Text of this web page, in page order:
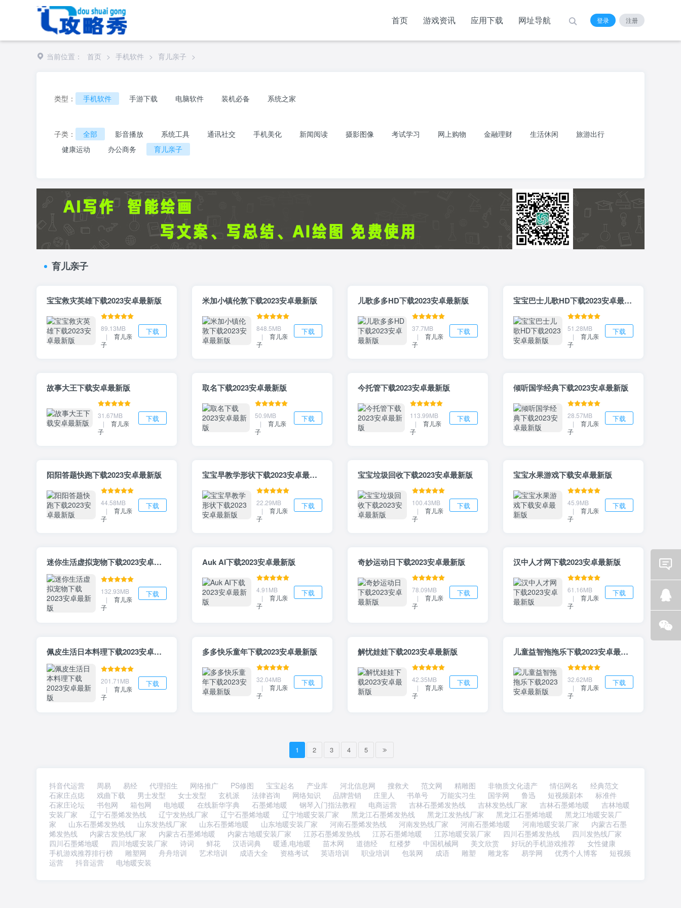
首页 游戏资讯 应用下载 网址导航 登录 注册
当前位置： 首页 > 手机软件 > 育儿亲子 >
类型： 手机软件 手游下载 电脑软件 装机必备 系统之家
子类： 全部 影音播放 系统工具 通讯社交 手机美化 新闻阅读 摄影图像 考试学习 网上购物 金融理财 生活休闲
旅游出行
健康运动
办公商务 育儿亲子
育儿亲子
宝宝救灾英雄下载2023安卓最新版
89.13MB
|
育儿亲
子
下载
米加小镇伦敦下载2023安卓最新版
848.5MB
|
育儿亲
子
下载
儿歌多多HD下载2023安卓最新版
37.7MB
|
育儿亲
子
下载
宝宝巴士儿歌HD下载2023安卓最新版
51.28MB
|
育儿亲
子
下载
故事大王下载安卓最新版
31.67MB
|
育儿亲
子
下载
取名下载2023安卓最新版
50.9MB
|
育儿亲
子
下载
今托管下载2023安卓最新版
113.99MB
|
育儿亲
子
下载
倾听国学经典下载2023安卓最新版
28.57MB
|
育儿亲
子
下载
阳阳答题快跑下载2023安卓最新版
44.58MB
|
育儿亲
子
下载
宝宝早教学形状下载2023安卓最新版
22.29MB
|
育儿亲
子
下载
宝宝垃圾回收下载2023安卓最新版
100.43MB
|
育儿亲
子
下载
宝宝水果游戏下载安卓最新版
45.9MB
|
育儿亲
子
下载
迷你生活虚拟宠物下载2023安卓最新版
132.93MB
|
育儿亲
子
下载
Auk AI下载2023安卓最新版
4.91MB
|
育儿亲
子
下载
奇妙运动日下载2023安卓最新版
78.09MB
|
育儿亲
子
下载
汉中人才网下载2023安卓最新版
61.16MB
|
育儿亲
子
下载
佩皮生活日本料理下载2023安卓最新版
201.71MB
|
育儿亲
子
下载
多多快乐童年下载2023安卓最新版
32.04MB
|
育儿亲
子
下载
解忧娃娃下载2023安卓最新版
42.35MB
|
育儿亲
子
下载
儿童益智拖拖乐下载2023安卓最新版
32.62MB
|
育儿亲
子
下载
1 2 3 4 5
抖音代运营 周易 易经 代理招生 网络推广 PS修图 宝宝起名 产业库 河北信息网 搜救犬 范文网 精雕图 非物质文化遗产 情侣网名
经典范文
石家庄点痣
戏曲下载 男士发型 女士发型 玄机派 法律咨询 网络知识 品牌营销 庄里人 书单号 万能实习生 国学网 鲁迅 短视频剧本
标准件
石家庄论坛
书包网 箱包网 电地暖 在线新华字典 石墨烯地暖 钢琴入门指法教程 电商运营 吉林石墨烯发热线 吉林发热线厂家 吉林石墨烯地暖
吉林地暖
安装厂家
辽宁石墨烯发热线 辽宁发热线厂家 辽宁石墨烯地暖 辽宁地暖安装厂家 黑龙江石墨烯发热线 黑龙江发热线厂家 黑龙江石墨烯地暖
黑龙江地暖安装厂
家
山东石墨烯发热线 山东发热线厂家 山东石墨烯地暖 山东地暖安装厂家 河南石墨烯发热线 河南发热线厂家 河南石墨烯地暖 河南地暖安装厂家
内蒙古石墨
烯发热线
内蒙古发热线厂家 内蒙古石墨烯地暖 内蒙古地暖安装厂家 江苏石墨烯发热线 江苏石墨烯地暖 江苏地暖安装厂家 四川石墨烯发热线
四川发热线厂家
四川石墨烯地暖
四川地暖安装厂家 诗词 鲜花 汉语词典 暖通,电地暖 苗木网 道德经 红楼梦 中国机械网 美文欣赏 好玩的手机游戏推荐
女性健康
手机游戏推荐排行榜
雕塑网 舟舟培训 艺术培训 成语大全 资格考试 英语培训 职业培训 包装网 成语 雕塑 雕龙客 易学网 优秀个人博客
短视频
运营
抖音运营 电地暖安装
Email
咨询
Q Q
咨询